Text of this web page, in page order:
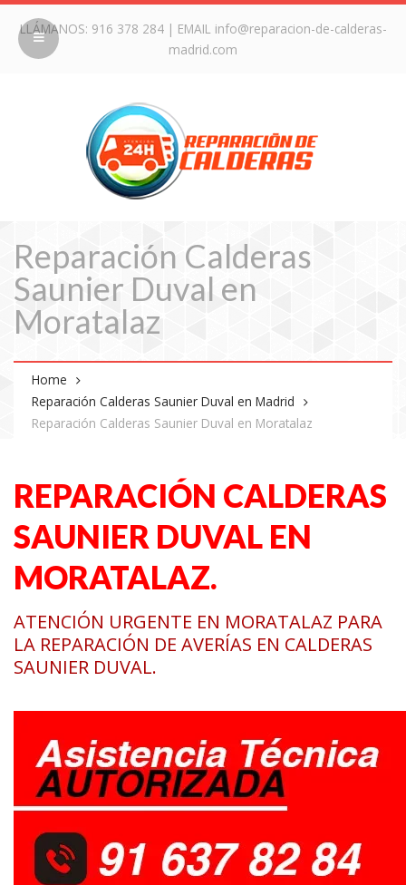
LLÁMANOS: 916 378 284| EMAIL info@reparacion-de-calderas-
madrid.com
Reparación Calderas
Saunier Duval en
Moratalaz
Home
Reparación Calderas Saunier Duval en Madrid
Reparación Calderas Saunier Duval en Moratalaz
REPARACIÓN CALDERAS
SAUNIER DUVAL EN
MORATALAZ.
ATENCIÓN URGENTE EN MORATALAZ PARA
LA REPARACIÓN DE AVERÍAS EN CALDERAS
SAUNIER DUVAL.